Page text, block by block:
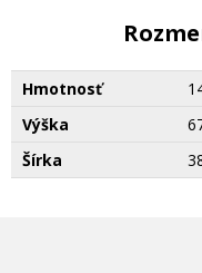
Hmotnosť
Výška
Šírka